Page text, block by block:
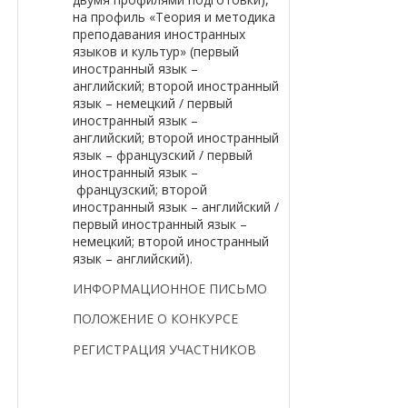
на профиль «Теория и методика
преподавания иностранных
языков и культур» (первый
иностранный язык –
английский; второй иностранный
язык – немецкий / первый
иностранный язык –
английский; второй иностранный
язык – французский / первый
иностранный язык –
французский; второй
иностранный язык – английский /
первый иностранный язык –
немецкий; второй иностранный
язык – английский).
ИНФОРМАЦИОННОЕ ПИСЬМО
ПОЛОЖЕНИЕ О КОНКУРСЕ
РЕГИСТРАЦИЯ УЧАСТНИКОВ